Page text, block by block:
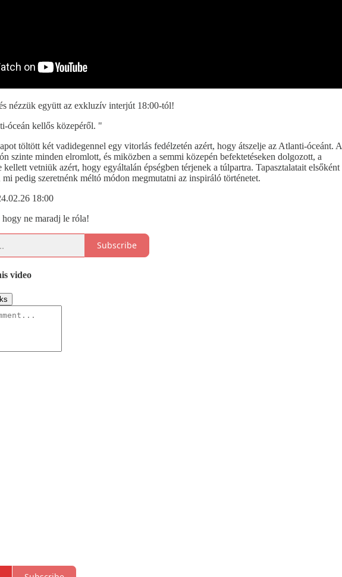
nézzük együtt az exkluzív interjút 18:00-tól!
óceán kellős közepéről. "
töltött két vadidegennel egy vitorlás fedélzetén azért, hogy átszelje az Atlanti-óceánt. A
szinte minden elromlott, és miközben a semmi közepén befektetéseken dolgozott, a
kellett vetniük azért, hogy egyáltalán épségben térjenek a túlpartra. Tapasztalatait elsőként
pedig szeretnénk méltó módon megmutatni az inspiráló történetet.
18:00
ne maradj le róla!
Subscribe
video